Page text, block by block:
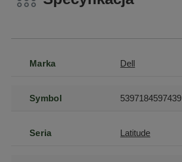
Marka Dell
Symbol 5397184597439
Seria Latitude